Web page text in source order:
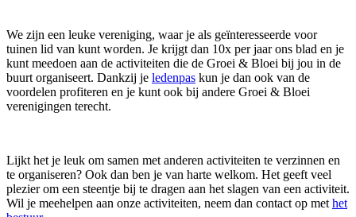
We zijn een leuke vereniging, waar je als geïnteresseerde voor
tuinen lid van kunt worden. Je krijgt dan 10x per jaar ons blad en je
kunt meedoen aan de activiteiten die de Groei & Bloei bij jou in de
buurt organiseert. Dankzij je ledenpas kun je dan ook van de
voordelen profiteren en je kunt ook bij andere Groei & Bloei
verenigingen terecht.
Lijkt het je leuk om samen met anderen activiteiten te verzinnen en
te organiseren? Ook dan ben je van harte welkom. Het geeft veel
plezier om een steentje bij te dragen aan het slagen van een activiteit.
Wil je meehelpen aan onze activiteiten, neem dan contact op met het